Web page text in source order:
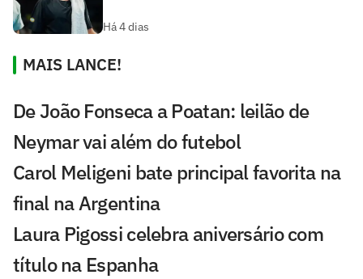
Há 4 dias
MAIS LANCE!
De João Fonseca a Poatan: leilão de
Neymar vai além do futebol
Carol Meligeni bate principal favorita na
final na Argentina
Laura Pigossi celebra aniversário com
título na Espanha